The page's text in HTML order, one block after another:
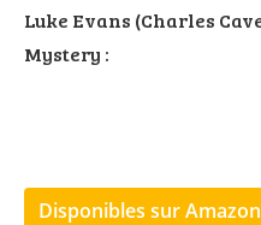
Luke Evans (Charles
Mystery :
Disponibles sur Amazon